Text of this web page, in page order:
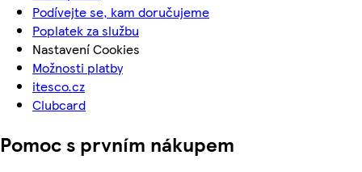
Podívejte se, kam doručujeme
Poplatek za službu
Nastavení Cookies
Možnosti platby
itesco.cz
Clubcard
Pomoc s prvním nákupem